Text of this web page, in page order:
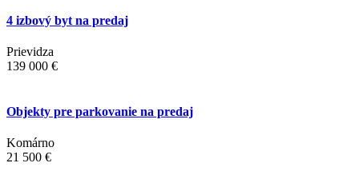
4 izbový byt na predaj
Prievidza
139 000 €
Objekty pre parkovanie na predaj
Komárno
21 500 €